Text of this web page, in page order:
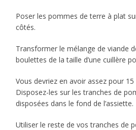
Poser les pommes de terre à plat
côtés.
Transformer le mélange de viande
boulettes de la taille d’une cuillère
Vous devriez en avoir assez pour
Disposez-les sur les tranches de
disposées dans le fond de l’assiette.
Utiliser le reste de vos tranches de